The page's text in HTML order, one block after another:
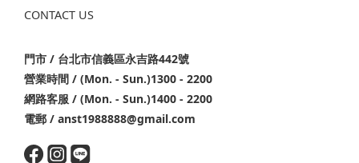
CONTACT US
門市 / 台北市信義區永吉路442號
營業時間 / (Mon. - Sun.)1300 - 2200
網路客服 / (Mon. - Sun.)1400 - 2200
電郵 / anst1988888@gmail.com